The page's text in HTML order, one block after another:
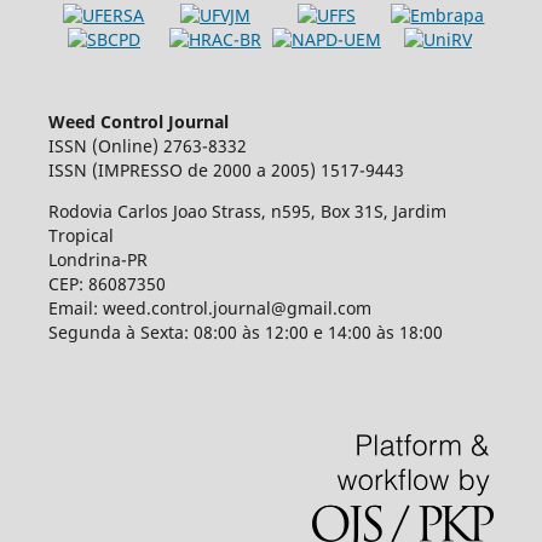
Weed Control Journal
ISSN (Online) 2763-8332
ISSN (IMPRESSO de 2000 a 2005) 1517-9443
Rodovia Carlos Joao Strass, n595, Box 31S, Jardim
Tropical
Londrina-PR
CEP: 86087350
Email: weed.control.journal@gmail.com
Segunda à Sexta: 08:00 às 12:00 e 14:00 às 18:00